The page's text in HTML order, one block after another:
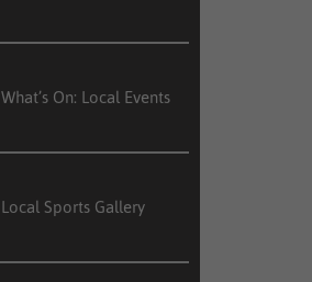
What’s On: Local Events
Local Sports Gallery